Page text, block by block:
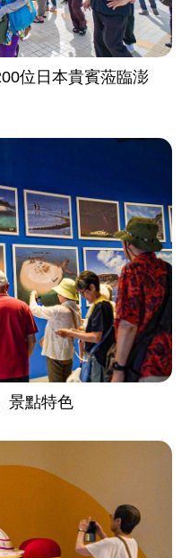
位日本貴賓蒞臨澎
景點特色